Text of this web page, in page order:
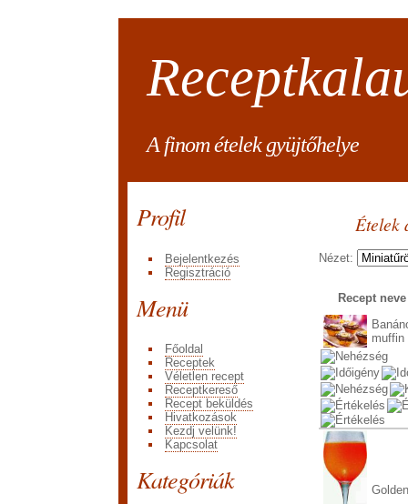
A finom ételek gyüjtőhelye
Profil
Bejelentkezés
Regisztráció
Menü
Főoldal
Receptek
Véletlen recept
Receptkereső
Recept beküldés
Hivatkozások
Kezdj velünk!
Kapcsolat
Kategóriák
Ételek
Nézet:
Recept
muffin